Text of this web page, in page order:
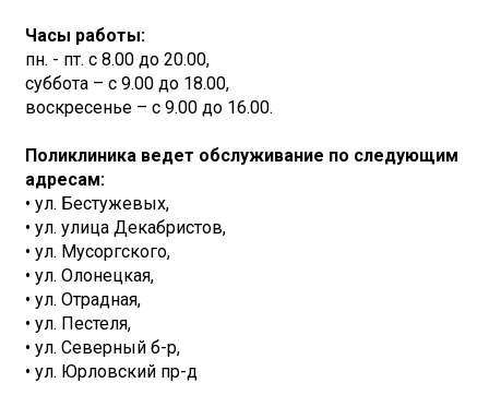
Часы работы:
пн. - пт. с 8.00 до 20.00,
суббота – с 9.00 до 18.00,
воскресенье – с 9.00 до 16.00.
Поликлиника ведет обслуживание по следующим
адресам:
• ул. Бестужевых,
• ул. улица Декабристов,
• ул. Мусоргского,
• ул. Олонецкая,
• ул. Отрадная,
• ул. Пестеля,
• ул. Северный б-р,
• ул. Юрловский пр-д